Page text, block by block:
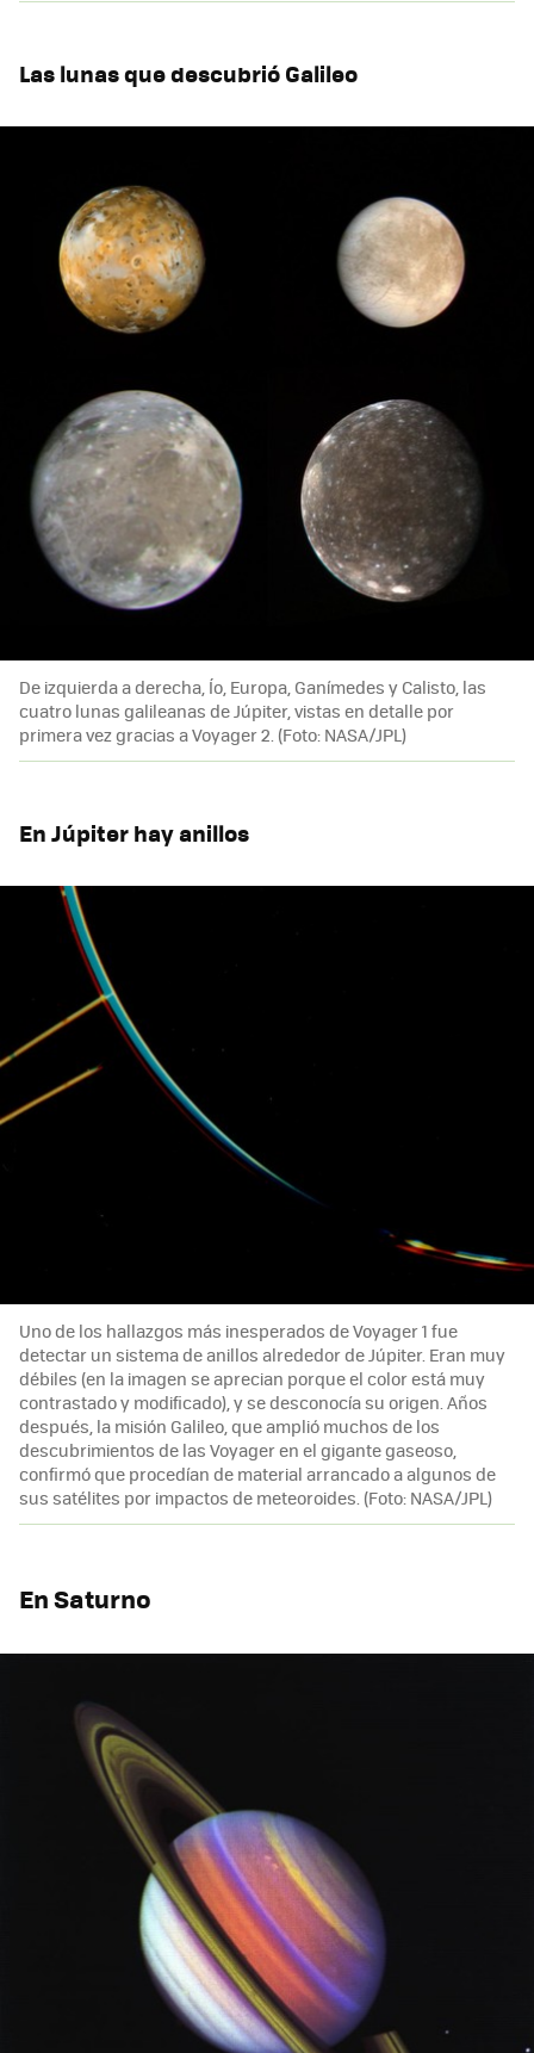
Las lunas que descubrió Galileo
De izquierda a derecha, Ío, Europa, Ganímedes y Calisto, las
cuatro lunas galileanas de Júpiter, vistas en detalle por
primera vez gracias a Voyager 2. (Foto: NASA/JPL)
En Júpiter hay anillos
Uno de los hallazgos más inesperados de Voyager 1 fue
detectar un sistema de anillos alrededor de Júpiter. Eran muy
débiles (en la imagen se aprecian porque el color está muy
contrastado y modificado), y se desconocía su origen. Años
después, la misión Galileo, que amplió muchos de los
descubrimientos de las Voyager en el gigante gaseoso,
confirmó que procedían de material arrancado a algunos de
sus satélites por impactos de meteoroides. (Foto: NASA/JPL)
En Saturno